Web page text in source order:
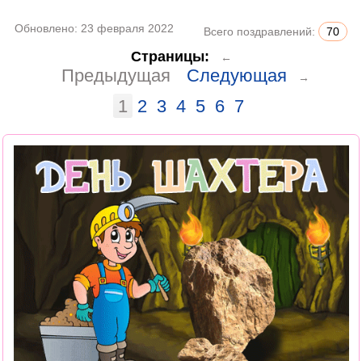
Обновлено: 23 февраля 2022 Всего поздравлений: 70
Страницы: ←
Предыдущая Следующая →
1 2 3 4 5 6 7